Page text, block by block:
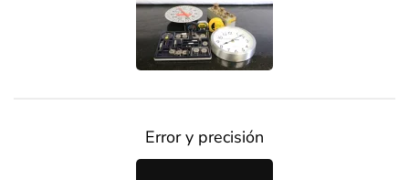
Error y precisión